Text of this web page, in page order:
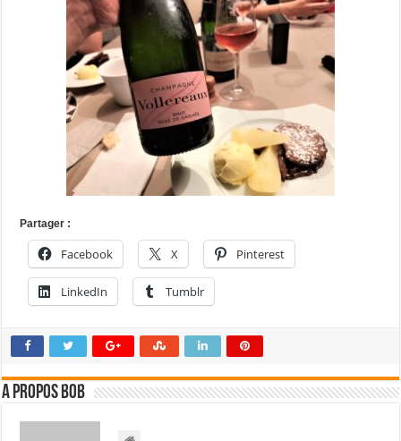
Partager :
Facebook X Pinterest
LinkedIn Tumblr
A propos bOb